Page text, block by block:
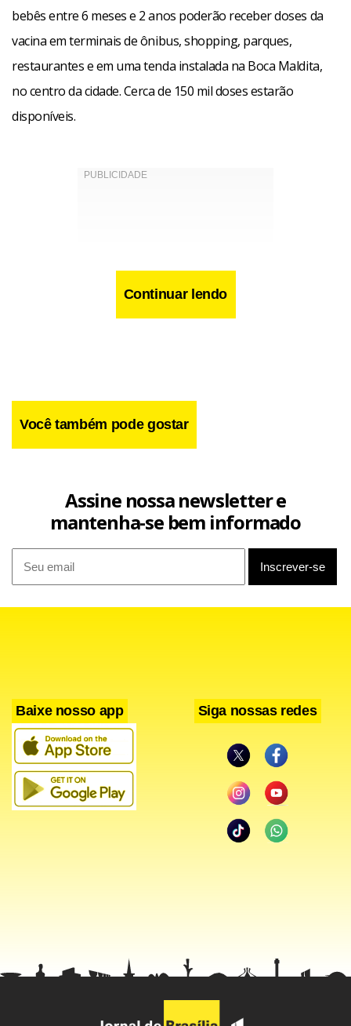
bebês entre 6 meses e 2 anos poderão receber doses da
vacina em terminais de ônibus, shopping, parques,
restaurantes e em uma tenda instalada na Boca Maldita,
no centro da cidade. Cerca de 150 mil doses estarão
disponíveis.
O Paraná já recebeu do Ministério da Saúde cerca de 2,4
Saúde, todos os municípios foram orientados a participar
do Dia D. Nos locais onde os postos de saúde estiverem
fechados, estarão funcionando unidades itinerantes.
Continuar lendo
Você também pode gostar
Assine nossa newsletter e
mantenha-se bem informado
Baixe nosso app Siga nossas redes